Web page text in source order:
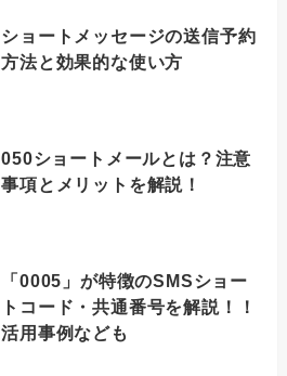
ショートメッセージの送信予約
方法と効果的な使い方
050ショートメールとは？注意
事項とメリットを解説！
「0005」が特徴のSMSショー
トコード・共通番号を解説！！
活用事例なども